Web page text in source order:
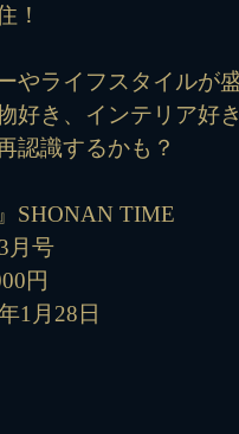
！
やライフスタイルが
好き、インテリア好
認識するかも？
SHONAN TIME
月号
円
1月28日